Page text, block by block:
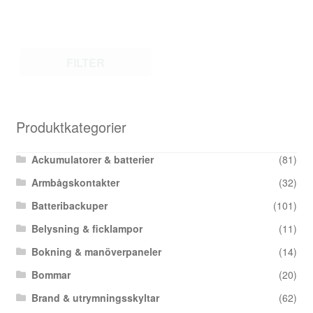
Produktkategorier
Ackumulatorer & batterier
(81)
Armbågskontakter
(32)
Batteribackuper
(101)
Belysning & ficklampor
(11)
Bokning & manöverpaneler
(14)
Bommar
(20)
Brand & utrymningsskyltar
(62)